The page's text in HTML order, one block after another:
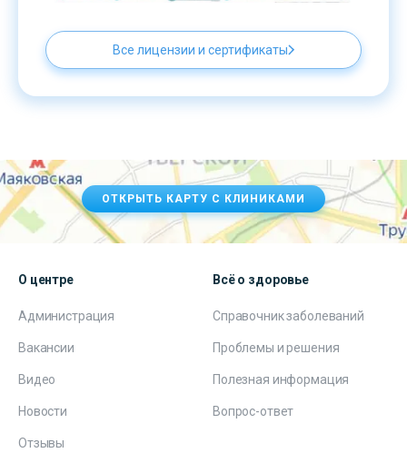
Все лицензии и сертификаты
ОТКРЫТЬ КАРТУ С КЛИНИКАМИ
О центре
Администрация
Вакансии
Видео
Новости
Отзывы
Всё о здоровье
Справочник заболеваний
Проблемы и решения
Полезная информация
Вопрос-ответ